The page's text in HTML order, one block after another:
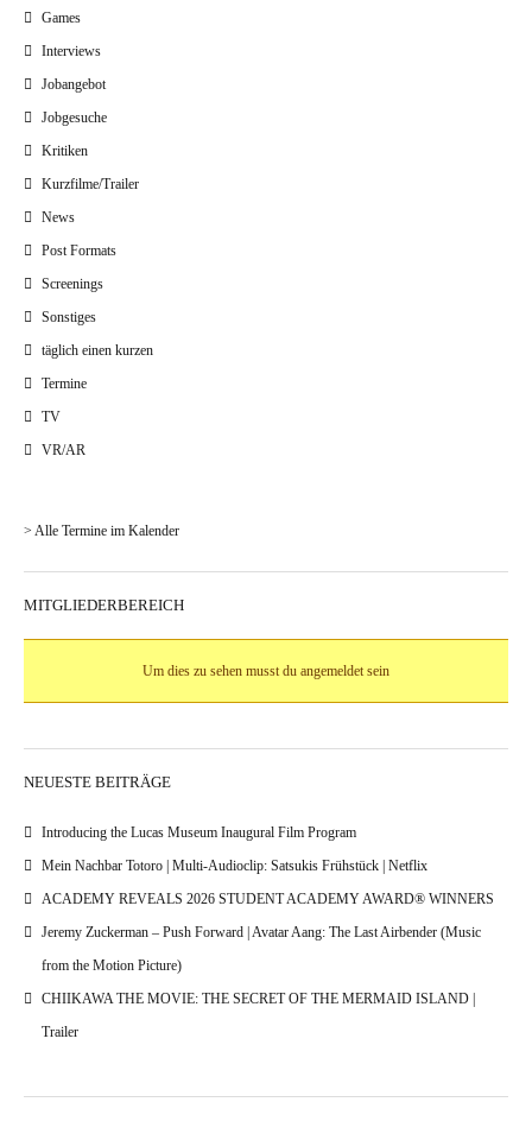
Games
Interviews
Jobangebot
Jobgesuche
Kritiken
Kurzfilme/Trailer
News
Post Formats
Screenings
Sonstiges
täglich einen kurzen
Termine
TV
VR/AR
> Alle Termine im Kalender
MITGLIEDERBEREICH
Um dies zu sehen musst du angemeldet sein
NEUESTE BEITRÄGE
Introducing the Lucas Museum Inaugural Film Program
Mein Nachbar Totoro | Multi-Audioclip: Satsukis Frühstück | Netflix
ACADEMY REVEALS 2026 STUDENT ACADEMY AWARD® WINNERS
Jeremy Zuckerman – Push Forward | Avatar Aang: The Last Airbender (Music
from the Motion Picture)
CHIIKAWA THE MOVIE: THE SECRET OF THE MERMAID ISLAND |
Trailer